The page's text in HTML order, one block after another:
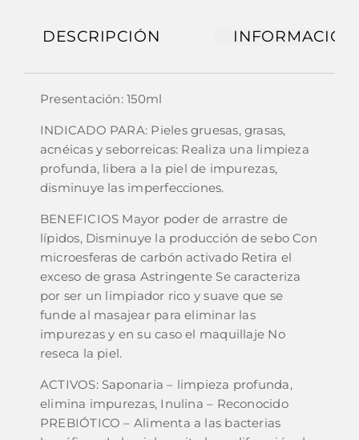
DESCRIPCIÓN
Presentación: 150ml
INDICADO PARA: Pieles gruesas, grasas,
acnéicas y seborreicas: Realiza una limpieza
profunda, libera a la piel de impurezas,
disminuye las imperfecciones.
BENEFICIOS Mayor poder de arrastre de
lípidos, Disminuye la producción de sebo Con
microesferas de carbón activado Retira el
exceso de grasa Astringente Se caracteriza
por ser un limpiador rico y suave que se
funde al masajear para eliminar las
impurezas y en su caso el maquillaje No
reseca la piel.
ACTIVOS: Saponaria – limpieza profunda,
elimina impurezas, Inulina – Reconocido
PREBIÓTICO – Alimenta a las bacterias